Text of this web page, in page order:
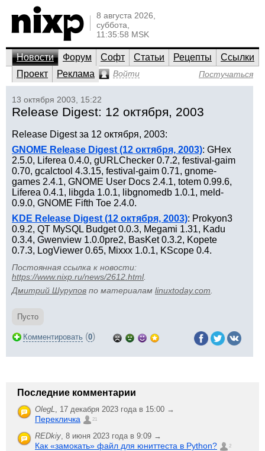
8 августа 2026,
суббота,
11:35:58 MSK
Новости Форум Софт Статьи Рецепты
Ссылки
Проект
Реклама Войти Постучаться
13 октября 2003, 15:22
Release Digest: 12 октября, 2003
Release Digest за 12 октября, 2003:
GNOME Release Digest (12 октября, 2003): GHex
2.5.0, Liferea 0.4.0, gURLChecker 0.7.2, festival-gaim
0.70, gcalctool 4.3.15, festival-gaim 0.71, gnome-
games 2.4.1, GNOME User Docs 2.4.1, totem 0.99.6,
Liferea 0.4.1, libgda 1.0.1, libgnomedb 1.0.1, meld-
0.9.0, GNOME Fifth Toe 2.4.0.
KDE Release Digest (12 октября, 2003): Prokyon3
0.9.2, QT MySQL Budget 0.0.3, Megami 1.31, Kadu
0.3.4, Gwenview 1.0.0pre2, BasKet 0.3.2, Kopete
0.7.3, LogViewer 0.65, Mixxx 1.0.1, KScope 0.4.
Постоянная ссылка к новости:
https://www.nixp.ru/news/2612.html.
Дмитрий Шурупов по материалам linuxtoday.com
Пусто
Комментировать (0)
Последние комментарии
OlegL, 17 декабря 2023 года в 15:00 →
Перекличка 21
REDkiy, 8 июня 2023 года в 9:09 →
Как «замокать» файл для юниттеста в Python? 2